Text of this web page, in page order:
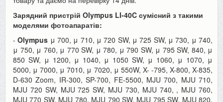
Зарядний пристрій Olympus LI-40C сумісний з такими
моделями фотоапаратів:
- Olympus μ 700, μ 710, μ 720 SW, μ 725 SW, μ 730, μ 740,
μ 750, μ 760, μ 770 SW, μ 780, μ 790 SW, μ 795 SW, 840, μ
850 SW, μ 1200, μ 1040, μ 1050 SW, μ 1060, μ 1070, μ
5000, μ 7000, μ 7010, μ 7020, μ 550W, X- -795, X-800, X-835,
D-630 Zoom, IR-300, SP-700, FE-5500, MJU 700, MJU 710,
MJU 720 SW, MJU 725 SW, MJU 730, MJU 740, , MJU 760,
MJU 770 SW, MJU 780, MJU 790 SW, MJU 795 SW, MJU 820,